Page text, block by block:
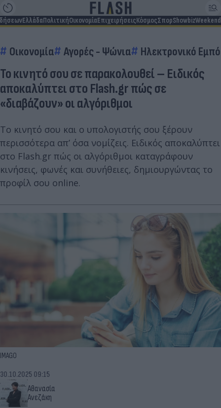
ΕλλάδαΠολιτικήΟικονομίαΕπιχειρήσειςΚόσμοςΣπορShowbizWeekend
Οικονομία Αγορές - Ψώνια Ηλεκτρονικό
Το κινητό σου σε παρακολουθεί – Ειδικός
αποκαλύπτει στο Flash.gr πώς σε
«διαβάζουν» οι αλγόριθμοι
Το κινητό σου και ο υπολογιστής σου ξέρουν
περισσότερα απ’ όσα νομίζεις. Ειδικός αποκαλύπτει
στο Flash.gr πώς οι αλγόριθμοι καταγράφουν
κινήσεις, φωνές και συνήθειες, δημιουργώντας το
προφίλ σου online.
IMAGO
Αθανασία
Ανεζάκη
30.10.2025 09:15